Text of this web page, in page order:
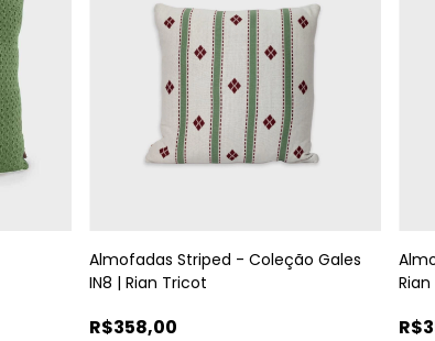
Almofadas Striped - Coleção Gales
IN8 | Rian Tricot
R$358,00